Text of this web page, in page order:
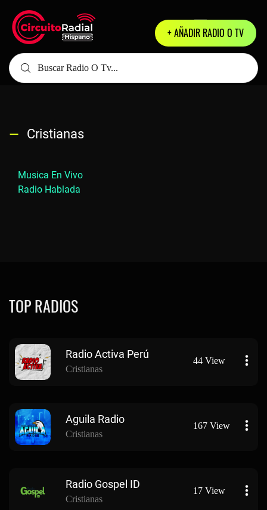
+ AÑADIR RADIO O TV
Cristianas
Musica En Vivo
Radio Hablada
TOP RADIOS
Radio Activa Perú
Cristianas
44 View
Aguila Radio
Cristianas
167 View
Radio Gospel ID
Cristianas
17 View